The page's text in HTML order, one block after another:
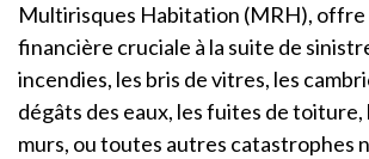
Multirisques Habitation (MRH),
financière cruciale à la suite de
incendies, les bris de vitres, les
dégâts des eaux, les fuites de toiture,
murs, ou toutes autres catastrophes